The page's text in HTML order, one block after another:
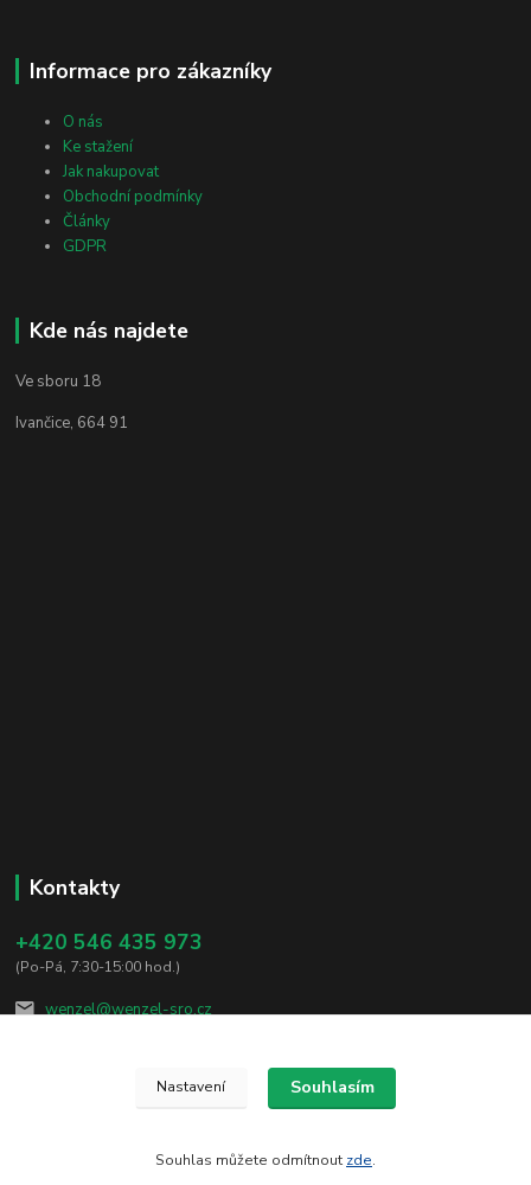
Informace pro zákazníky
O nás
Ke stažení
Jak nakupovat
Obchodní podmínky
Články
GDPR
Kde nás najdete
Ve sboru 18
Ivančice, 664 91
Kontakty
+420 546 435 973
(Po-Pá, 7:30-15:00 hod.)
wenzel@wenzel-sro.cz
Nastavení Souhlasím
Souhlas můžete odmítnout zde.